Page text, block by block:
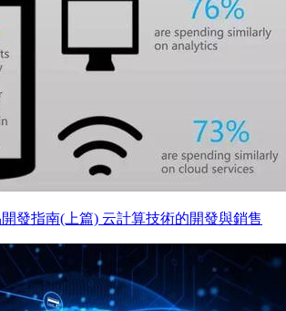
發指南(上篇) 云計算技術的開發與銷售